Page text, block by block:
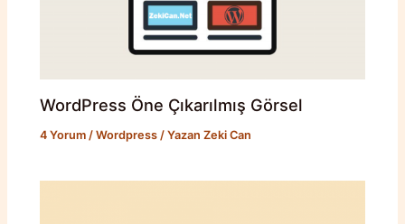
WordPress Öne Çıkarılmış Görsel
4 Yorum /Wordpress / Yazan Zeki Can